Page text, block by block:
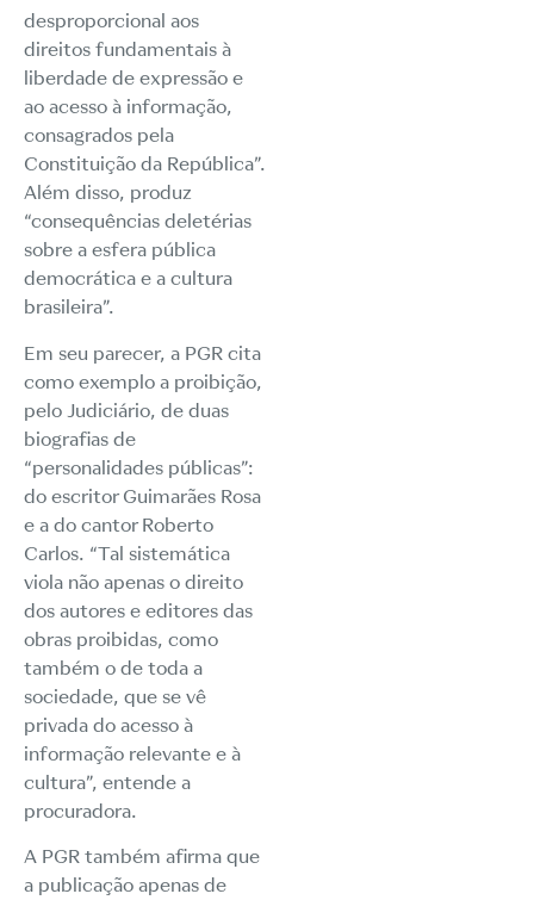
desproporcional aos
direitos fundamentais à
liberdade de expressão e
ao acesso à informação,
consagrados pela
Constituição da República”.
Além disso, produz
“consequências deletérias
sobre a esfera pública
democrática e a cultura
brasileira”.
Em seu parecer, a PGR cita
como exemplo a proibição,
pelo Judiciário, de duas
biografias de
“personalidades públicas”:
do escritor Guimarães Rosa
e a do cantor Roberto
Carlos. “Tal sistemática
viola não apenas o direito
dos autores e editores das
obras proibidas, como
também o de toda a
sociedade, que se vê
privada do acesso à
informação relevante e à
cultura”, entende a
procuradora.
A PGR também afirma que
a publicação apenas de